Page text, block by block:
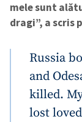
mele sunt
dragi”, a scris
Russia
and
killed.
lost